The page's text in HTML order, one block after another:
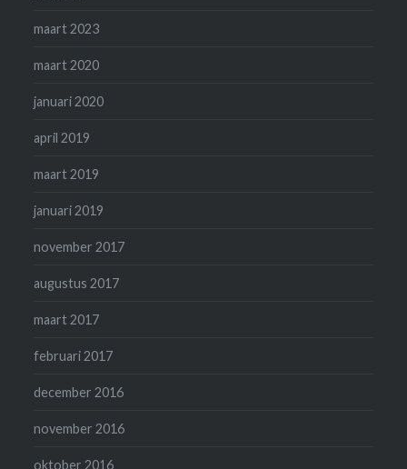
maart 2023
maart 2020
januari 2020
april 2019
maart 2019
januari 2019
november 2017
augustus 2017
maart 2017
februari 2017
december 2016
november 2016
oktober 2016